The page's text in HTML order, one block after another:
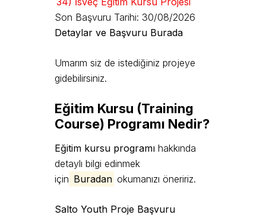
Son Başvuru Tarihi: 30/08/2026
Detaylar ve Başvuru Burada
Umarım siz de istediğiniz projeye
gidebilirsiniz.
Eğitim Kursu (Training
Course) Programı Nedir?
Eğitim kursu programı hakkında
detaylı bilgi edinmek
için Buradan okumanızı öneririz.
Salto Youth Proje Başvuru